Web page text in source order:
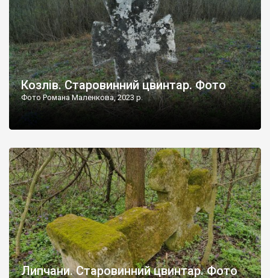
Козлів. Старовинний цвинтар. Фото
Фото Романа Маленкова, 2023 р.
Липчани. Старовинний цвинтар. Фото